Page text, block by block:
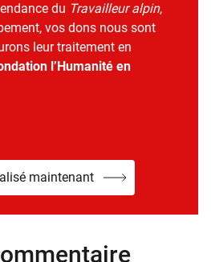
du Travailleur alpin,
vos dons nous sont
leur traitement en
l’Humanité en
maintenant